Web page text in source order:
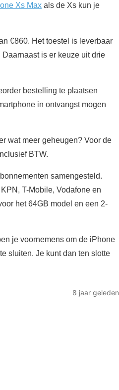
Xs Max als de Xs kun je
€860. Het toestel is leverbaar
is er keuze uit drie
bestelling te plaatsen
in ontvangst mogen
wat meer geheugen? Voor de
BTW.
samengesteld.
T-Mobile, Vodafone en
het 64GB model en een 2-
je voornemens om de iPhone
sluiten. Je kunt dan ten slotte
8 jaar geleden